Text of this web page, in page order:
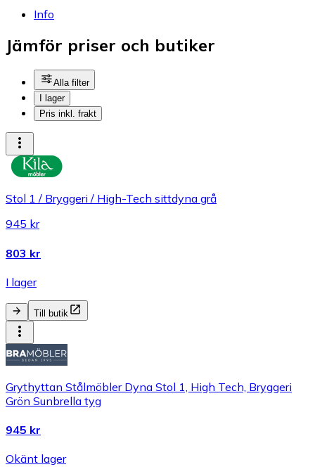
Info
Jämför priser och butiker
Alla filter
I lager
Pris inkl. frakt
Stol 1 / Bryggeri / High-Tech sittdyna grå
945 kr
803 kr
I lager
Till butik
Grythyttan Stålmöbler Dyna Stol 1, High Tech, Bryggeri
Grön Sunbrella tyg
945 kr
Okänt lager